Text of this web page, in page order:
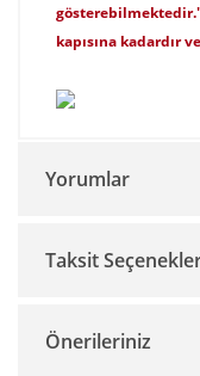
kapısına kadardır
Yorumlar
Bu
Taksit
Önerileriniz